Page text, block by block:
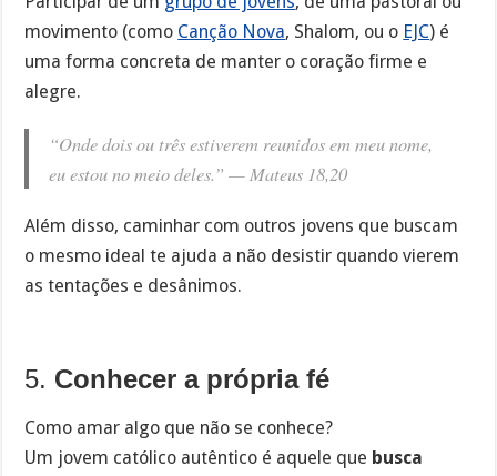
movimento (como Canção Nova, Shalom, ou o EJC) é
uma forma concreta de manter o coração firme e
alegre.
“Onde dois ou três estiverem reunidos em meu nome,
eu estou no meio deles.” — Mateus 18,20
Além disso, caminhar com outros jovens que buscam
o mesmo ideal te ajuda a não desistir quando vierem
as tentações e desânimos.
5. Conhecer a própria fé
Como amar algo que não se conhece?
Um jovem católico autêntico é aquele que busca